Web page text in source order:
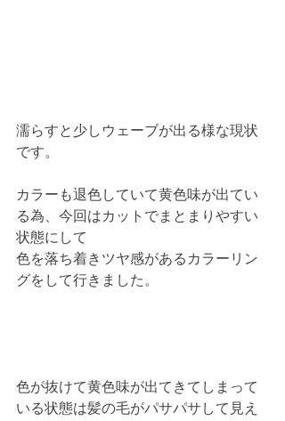
濡らすと少しウェーブが出る様な現状
です。
カラーも退色していて黄色味が出てい
る為、今回はカットでまとまりやすい
状態にして
色を落ち着きツヤ感があるカラーリン
グをして行きました。
色が抜けて黄色味が出てきてしまって
いる状態は髪の毛がパサパサして見え